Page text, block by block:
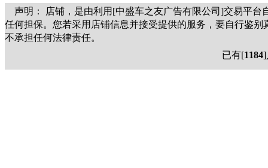
声明： 店铺，是由利用[中盛车之友广告有限公司]交易平台
任何担保。您若采用 店铺信息并接受提供的服务，要自行鉴别
不承担任何法律责任。
已有[1184]